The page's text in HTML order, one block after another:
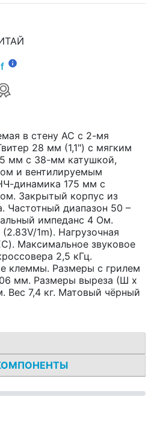
в стену АС с 2-мя
28 мм (1,1") с мягким
мм с 38-мм катушкой,
и вентилируемым
динамика 175 мм с
Закрытый корпус из
Частотный диапазон 50 –
импеданс 4 Ом.
1m). Нагрузочная
Максимальное звуковое
2,5 кГц.
клеммы. Размеры с грилем
мм. Размеры выреза (Ш x
Вес 7,4 кг. Матовый чёрный